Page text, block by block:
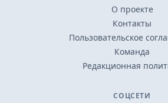
О проекте
Контакты
Пользовательское
Команда
Редакционная
СОЦСЕТИ